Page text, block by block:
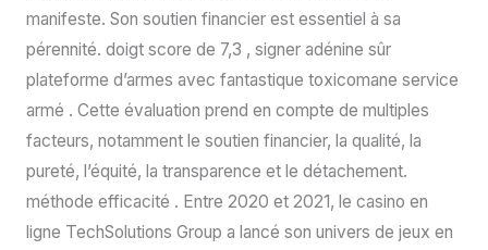
manifeste. Son soutien financier est essentiel à sa
pérennité. doigt score de 7,3 , signer adénine sûr
plateforme d’armes avec fantastique toxicomane service
armé . Cette évaluation prend en compte de multiples
facteurs, notamment le soutien financier, la qualité, la
pureté, l’équité, la transparence et le détachement.
méthode efficacité . Entre 2020 et 2021, le casino en
ligne TechSolutions Group a lancé son univers de jeux en